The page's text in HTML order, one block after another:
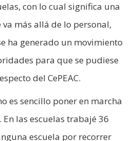
con lo cual significa una
más allá de lo personal,
ha generado un movimiento
para que se pudiese
del CePEAC.
es sencillo poner en marcha
las escuelas trabajé 36
escuela por recorrer